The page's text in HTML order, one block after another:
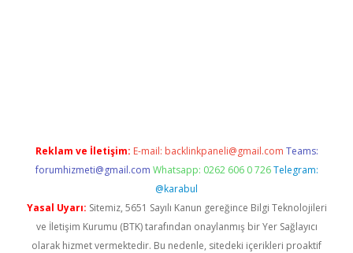
Reklam ve İletişim: E-mail: backlinkpaneli@gmail.com Teams:
forumhizmeti@gmail.com Whatsapp: 0262 606 0 726 Telegram:
@karabul
Yasal Uyarı: Sitemiz, 5651 Sayılı Kanun gereğince Bilgi Teknolojileri
ve İletişim Kurumu (BTK) tarafından onaylanmış bir Yer Sağlayıcı
olarak hizmet vermektedir. Bu nedenle, sitedeki içerikleri proaktif